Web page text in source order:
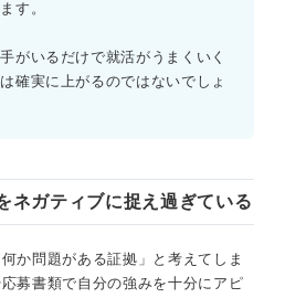
す。
がいるだけで就活がうまくいく
確実に上がるのではないでしょ
ネガティブに捉え過ぎている
か問題がある証拠」と考えてしま
募書類で自分の強みを十分にアピ